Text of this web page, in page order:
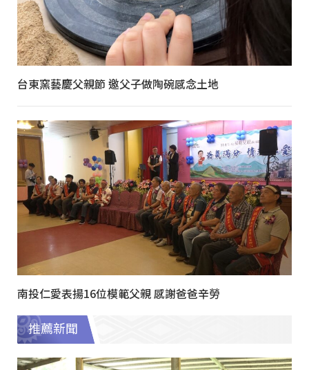
台東窯藝慶父親節 邀父子做陶碗感念土地
南投仁愛表揚16位模範父親 感謝爸爸辛勞
推薦新聞